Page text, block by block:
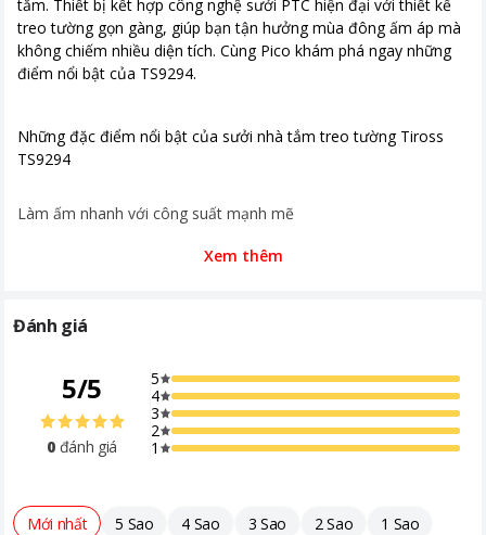
xa - Công nghệ sưởi ấm: thanh phát
nhiệt bằng PTC an toàn kèm
nước IPX3 - Diện tích sử dụng:
tắm. Thiết bị kết hợp công nghệ sưởi PTC hiện đại với thiết kế
treo tường gọn gàng, giúp bạn tận hưởng mùa đông ấm áp mà
không chiếm nhiều diện tích. Cùng Pico khám phá ngay những
điểm nổi bật của TS9294.
Những đặc điểm nổi bật của sưởi nhà tắm treo tường Tiross
TS9294
Làm ấm nhanh với công suất mạnh mẽ
Với công suất 2200W, TS9294 làm nóng phòng tắm chỉ trong
Lưu lượng gió 120 m³/h đảm bảo hơi ấm lan tỏa đều, giúp
Công nghệ PTC giúp nhiệt ổn định, tiết kiệm điện và giảm rủi ro
quá nhiệt.
Xem thêm
Đánh giá
5/5
0 đánh giá
5
4
3
2
1
Mới nhất 5 Sao 4 Sao 3 Sao 2 Sao 1 Sao